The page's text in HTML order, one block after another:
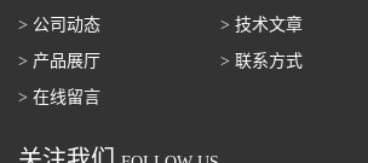
> 公司动态
> 技术文章
> 产品展厅
> 联系方式
> 在线留言